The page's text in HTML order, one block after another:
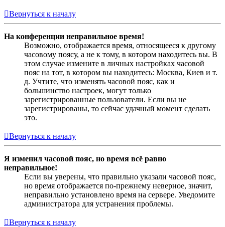
Вернуться к началу
На конференции неправильное время!
Возможно, отображается время, относящееся к другому
часовому поясу, а не к тому, в котором находитесь вы. В
этом случае измените в личных настройках часовой
пояс на тот, в котором вы находитесь: Москва, Киев и т.
д. Учтите, что изменять часовой пояс, как и
большинство настроек, могут только
зарегистрированные пользователи. Если вы не
зарегистрированы, то сейчас удачный момент сделать
это.
Вернуться к началу
Я изменил часовой пояс, но время всё равно
неправильное!
Если вы уверены, что правильно указали часовой пояс,
но время отображается по-прежнему неверное, значит,
неправильно установлено время на сервере. Уведомите
администратора для устранения проблемы.
Вернуться к началу